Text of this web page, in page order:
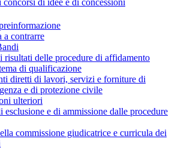
a contrarre
risultati delle procedure di affidamento
di qualificazione
diretti di lavori, servizi e forniture di
e di protezione civile
ulteriori
esclusione e di ammissione dalle procedure
commissione giudicatrice e curricula dei